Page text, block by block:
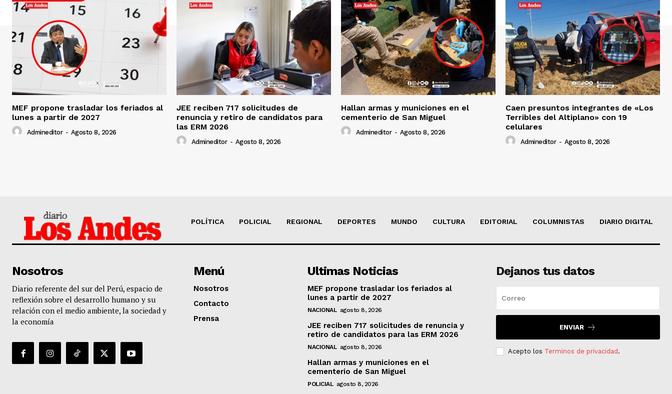
MEF propone trasladar los feriados al
lunes a partir de 2027
Admineditor - Agosto 8, 2026
JEE reciben 717 solicitudes de
renuncia y retiro de candidatos para
las ERM 2026
Admineditor - Agosto 8, 2026
Hallan armas y municiones en el
cementerio de San Miguel
Admineditor - Agosto 8, 2026
Caen presuntos integrantes de «Los
Terribles del Altiplano» con 19
celulares
Admineditor - Agosto 8, 2026
POLÍTICA POLICIAL REGIONAL DEPORTES MUNDO CULTURA EDITORIAL COLUMNISTAS DIARIO DIGITAL
Nosotros
Diario referente del sur del Perú, espacio de
reflexión sobre el desarrollo humano y su
relación con el medio ambiente, la sociedad y
la economía
Menú
Nosotros
Contacto
Prensa
Ultimas Noticias
MEF propone trasladar los feriados al
lunes a partir de 2027
NACIONAL agosto 8, 2026
JEE reciben 717 solicitudes de renuncia y
retiro de candidatos para las ERM 2026
NACIONAL agosto 8, 2026
Hallan armas y municiones en el
cementerio de San Miguel
POLICIAL agosto 8, 2026
Dejanos tus datos
ENVIAR
Acepto los Terminos de privacidad .